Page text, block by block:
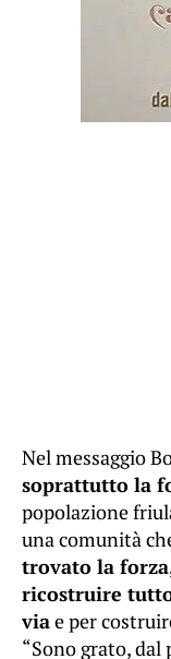
Nel messaggio
soprattutto la
popolazione
una comunità
trovato la
ricostruire
viae per
“Sono grato, dal